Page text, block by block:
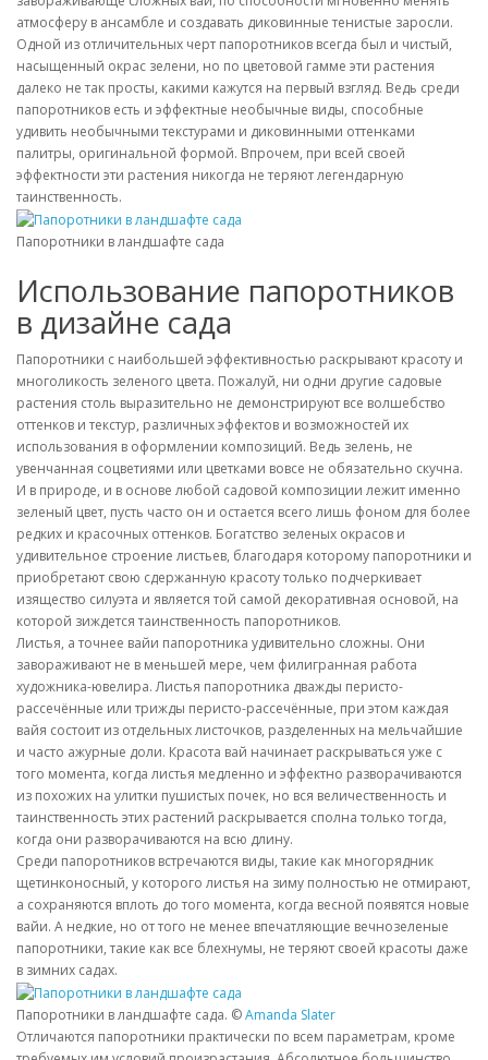
атмосферу в ансамбле и создавать диковинные тенистые заросли.
Одной из отличительных черт папоротников всегда был и чистый,
насыщенный окрас зелени, но по цветовой гамме эти растения
далеко не так просты, какими кажутся на первый взгляд. Ведь среди
папоротников есть и эффектные необычные виды, способные
удивить необычными текстурами и диковинными оттенками
палитры, оригинальной формой. Впрочем, при всей своей
эффектности эти растения никогда не теряют легендарную
таинственность.
Папоротники в ландшафте сада
Использование папоротников
в дизайне сада
Папоротники с наибольшей эффективностью раскрывают красоту и
многоликость зеленого цвета. Пожалуй, ни одни другие садовые
растения столь выразительно не демонстрируют все волшебство
оттенков и текстур, различных эффектов и возможностей их
использования в оформлении композиций. Ведь зелень, не
увенчанная соцветиями или цветками вовсе не обязательно скучна.
И в природе, и в основе любой садовой композиции лежит именно
зеленый цвет, пусть часто он и остается всего лишь фоном для более
редких и красочных оттенков. Богатство зеленых окрасов и
удивительное строение листьев, благодаря которому папоротники и
приобретают свою сдержанную красоту только подчеркивает
изящество силуэта и является той самой декоративная основой, на
которой зиждется таинственность папоротников.
Листья, а точнее вайи папоротника удивительно сложны. Они
завораживают не в меньшей мере, чем филигранная работа
художника-ювелира. Листья папоротника дважды перисто-
рассечённые или трижды перисто-рассечённые, при этом каждая
вайя состоит из отдельных листочков, разделенных на мельчайшие
и часто ажурные доли. Красота вай начинает раскрываться уже с
того момента, когда листья медленно и эффектно разворачиваются
из похожих на улитки пушистых почек, но вся величественность и
таинственность этих растений раскрывается сполна только тогда,
когда они разворачиваются на всю длину.
Среди папоротников встречаются виды, такие как многорядник
щетинконосный, у которого листья на зиму полностью не отмирают,
а сохраняются вплоть до того момента, когда весной появятся новые
вайи. А недкие, но от того не менее впечатляющие вечнозеленые
папоротники, такие как все блехнумы, не теряют своей красоты даже
в зимних садах.
Папоротники в ландшафте сада. ©Amanda Slater
Отличаются папоротники практически по всем параметрам, кроме